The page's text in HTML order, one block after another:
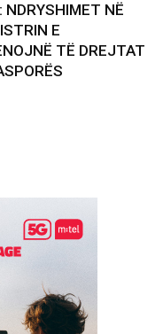
NDRYSHIMET NË
E
TË DREJTAT